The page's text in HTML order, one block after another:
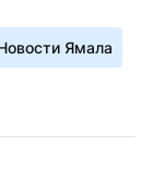
Ямала